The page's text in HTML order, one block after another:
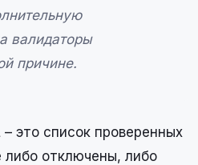
валидаторы
причине.
это список проверенных
либо отключены, либо